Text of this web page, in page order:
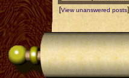
[View unanswered posts]